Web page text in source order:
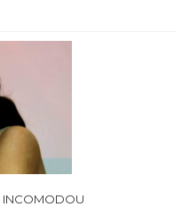
INCOMODOU